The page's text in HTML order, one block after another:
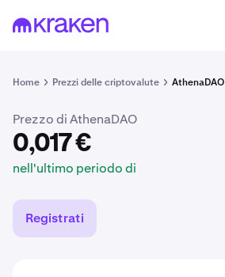
Home Prezzi delle criptovalute AthenaDAO
0,017 €
Prezzo di AthenaDAO
0,017 €
nell'ultimo periodo di
Registrati